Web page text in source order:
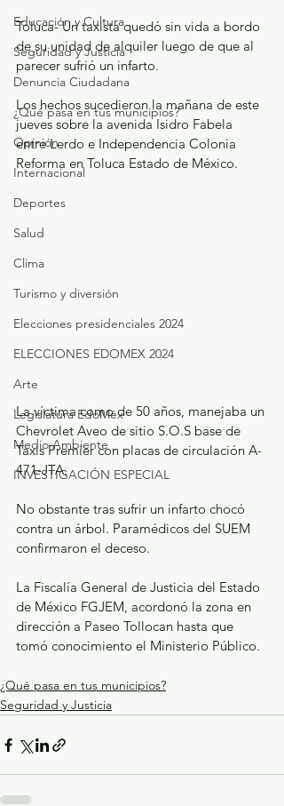
Educación y Cultura
Seguridad y Justicia
Denuncia Ciudadana
¿Qué pasa en tus municipios?
Opinión
Internacional
Deportes
Salud
Clima
Turismo y diversión
Elecciones presidenciales 2024
ELECCIONES EDOMEX 2024
Arte
Legislatura EdoMéx
Medio Ambiente
INVESTIGACIÓN ESPECIAL
Toluca- Un taxista quedó sin vida a bordo
de su unidad de alquiler luego de que al
parecer sufrió un infarto.
Los hechos sucedieron la mañana de este
jueves sobre la avenida Isidro Fabela
entre Lerdo e Independencia Colonia
Reforma en Toluca Estado de México.
La víctima como de 50 años, manejaba un
Chevrolet Aveo de sitio S.O.S base de
Taxis Premier con placas de circulación A-
471-JTA.
No obstante tras sufrir un infarto chocó
contra un árbol. Paramédicos del SUEM
confirmaron el deceso.
La Fiscalía General de Justicia del Estado
de México FGJEM, acordonó la zona en
dirección a Paseo Tollocan hasta que
tomó conocimiento el Ministerio Público.
¿Qué pasa en tus municipios?
Seguridad y Justicia